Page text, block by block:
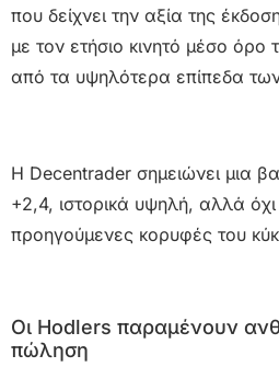
που δείχνει την αξία της
με τον ετήσιο κινητό μέσο όρο
από τα υψηλότερα επίπεδα
Η Decentrader σημειώνει μια
+2,4, ιστορικά υψηλή, αλλά
προηγούμενες κορυφές του
Οι Hodlers παραμένουν
πώληση